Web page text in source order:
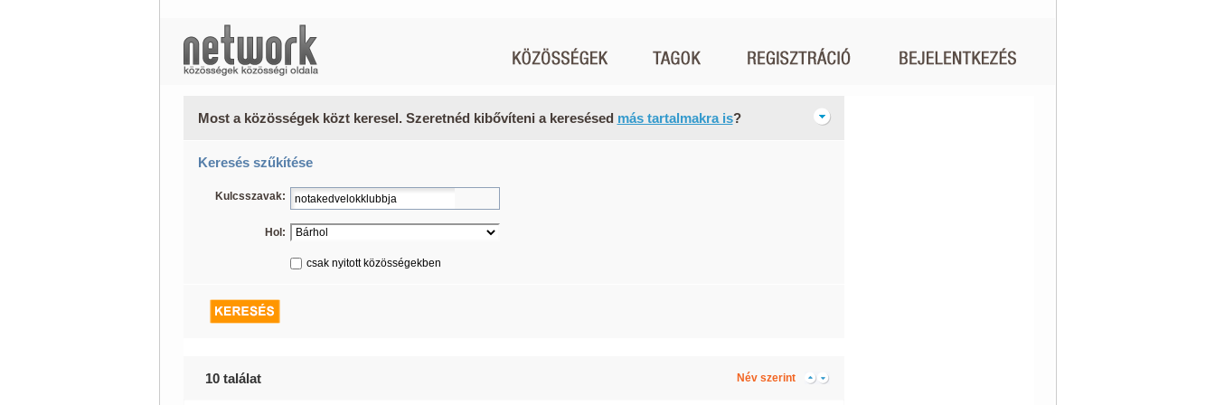
Most a közösségek közt keresel. Szeretnéd kibővíteni a keresésed más tartalmakra is?
Keresés szűkítése
Kulcsszavak:
Hol:
csak nyitott közösségekben
10 találat Név szerint